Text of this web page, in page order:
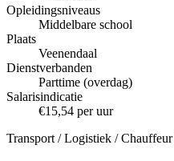
Opleidingsniveaus
Middelbare school
Plaats
Veenendaal
Dienstverbanden
Parttime (overdag)
Salarisindicatie
€15,54 per uur
Transport / Logistiek /